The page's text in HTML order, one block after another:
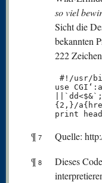
so viel
Sicht die
bekannten
222
#!/usr/
use
{2,}/
print
¶ 7
Quelle:
¶ 8
Dieses